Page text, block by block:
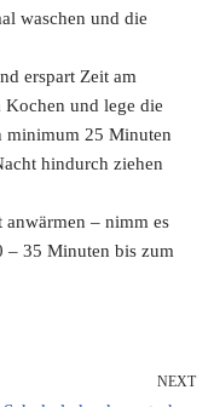
waschen und die
erspart Zeit am
und lege die
minimum 25 Minuten
hindurch ziehen
anwärmen – nimm es
– 35 Minuten bis zum
NEXT